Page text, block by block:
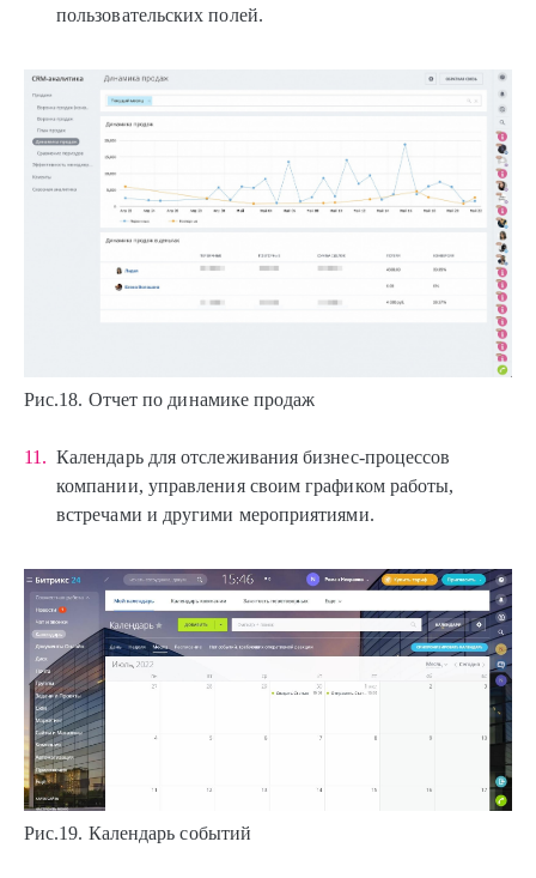
пользовательских полей.
Рис.18. Отчет по динамике продаж
Календарь для отслеживания бизнес-процессов
компании, управления своим графиком работы,
встречами и другими мероприятиями.
Рис.19. Календарь событий